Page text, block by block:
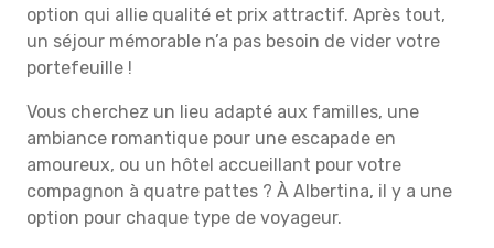
option qui allie qualité et prix attractif. Après tout,
un séjour mémorable n’a pas besoin de vider votre
portefeuille !
Vous cherchez un lieu adapté aux familles, une
ambiance romantique pour une escapade en
amoureux, ou un hôtel accueillant pour votre
compagnon à quatre pattes ? À Albertina, il y a une
option pour chaque type de voyageur.